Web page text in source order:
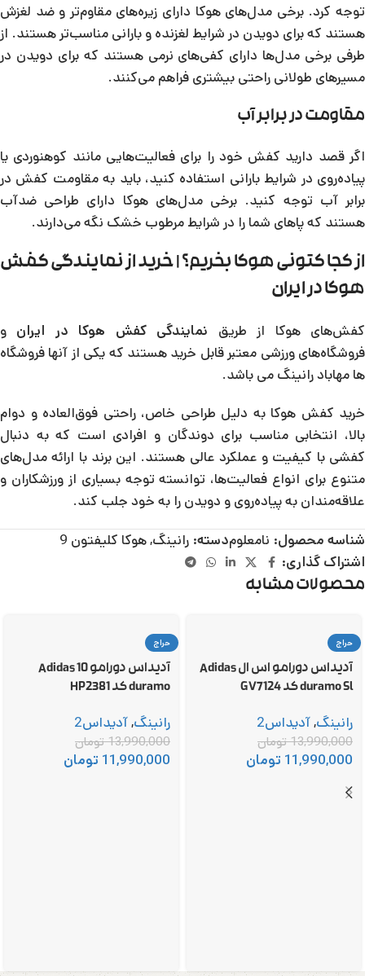
توجه کرد. برخی مدل‌های هوکا دارای زیره‌های مقاوم‌تر و ضد لغزش
هستند که برای دویدن در شرایط لغزنده و بارانی مناسب‌تر هستند. از
طرفی برخی مدل‌ها دارای کفی‌های نرمی هستند که برای دویدن در
مسیرهای طولانی راحتی بیشتری فراهم می‌کنند.
مقاومت در برابر آب
اگر قصد دارید کفش خود را برای فعالیت‌هایی مانند کوهنوردی یا
پیاده‌روی در شرایط بارانی استفاده کنید، باید به مقاومت کفش در
برابر آب توجه کنید. برخی مدل‌های هوکا دارای طراحی ضدآب
هستند که پاهای شما را در شرایط مرطوب خشک نگه می‌دارند.
از کجا کتونی هوکا بخریم؟ | خرید از نمایندگی کفش
هوکا در ایران
کفش‌های هوکا از طریق نمایندگی کفش هوکا در ایران و
فروشگاه‌های ورزشی معتبر قابل خرید هستند که یکی از آنها فروشگاه
ها مهاباد رانینگ می باشد.
خرید کفش هوکا به دلیل طراحی خاص، راحتی فوق‌العاده و دوام
بالا، انتخابی مناسب برای دوندگان و افرادی است که به دنبال
کفشی با کیفیت و عملکرد عالی هستند. این برند با ارائه مدل‌های
متنوع برای انواع فعالیت‌ها، توانسته توجه بسیاری از ورزشکاران و
علاقه‌مندان به پیاده‌روی و دویدن را به خود جلب کند.
شناسه محصول: نامعلومدسته: رانینگ,هوکا کلیفتون 9
اشتراک گذاری:
محصولات مشابه
حراج
آدیداس دورامو اس ال Adidas
duramo Sl کد GV7124
رانینگ,آدیداس2
13,990,000تومان
11,990,000 تومان
حراج
آدیداس دورامو 10 Adidas
duramo کد HP2381
رانینگ,آدیداس2
13,990,000تومان
11,990,000 تومان